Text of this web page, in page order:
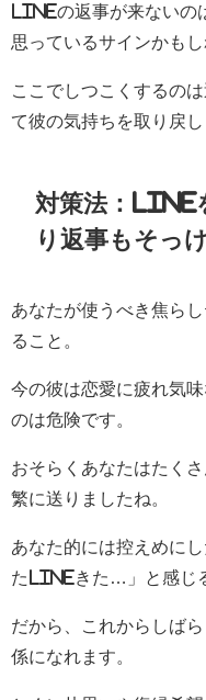
LINEの返事が来ないの
思っているサインかもし
ここでしつこくするの
て彼の気持ちを取り戻し
対策法：LINE
り返事もそっ
あなたが使うべき焦ら
ること。
今の彼は恋愛に疲れ気
のは危険です。
おそらくあなたはたく
繁に送りましたね。
あなた的には控えめに
たLINEきた…」と感じ
だから、これからしば
係になれます。